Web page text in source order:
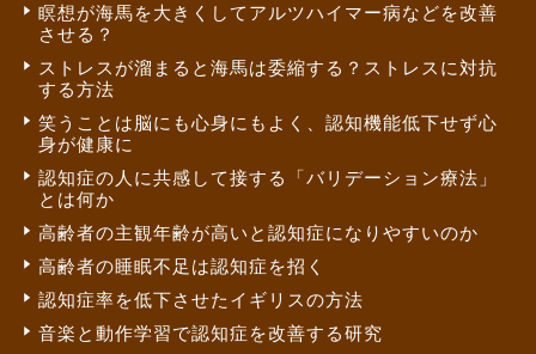
瞑想が海馬を大きくしてアルツハイマー病などを改善
させる？
ストレスが溜まると海馬は委縮する？ストレスに対抗
する方法
笑うことは脳にも心身にもよく、認知機能低下せず心
身が健康に
認知症の人に共感して接する「バリデーション療法」
とは何か
高齢者の主観年齢が高いと認知症になりやすいのか
高齢者の睡眠不足は認知症を招く
認知症率を低下させたイギリスの方法
音楽と動作学習で認知症を改善する研究